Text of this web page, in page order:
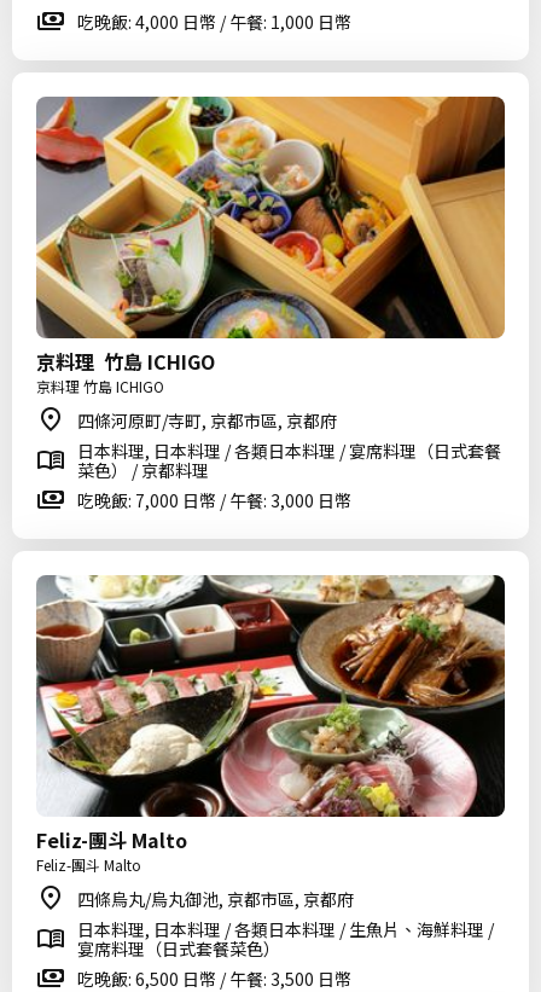
吃晚飯: 4,000 日幣 / 午餐: 1,000 日幣
京料理 竹島 ICHIGO
京料理 竹島 ICHIGO
四條河原町/寺町, 京都市區, 京都府
日本料理, 日本料理 / 各類日本料理 / 宴席料理（日式套餐
菜色） / 京都料理
吃晚飯: 7,000 日幣 / 午餐: 3,000 日幣
Feliz-團斗 Malto
Feliz-團斗 Malto
四條烏丸/烏丸御池, 京都市區, 京都府
日本料理, 日本料理 / 各類日本料理 / 生魚片、海鮮料理 /
宴席料理（日式套餐菜色）
吃晚飯: 6,500 日幣 / 午餐: 3,500 日幣